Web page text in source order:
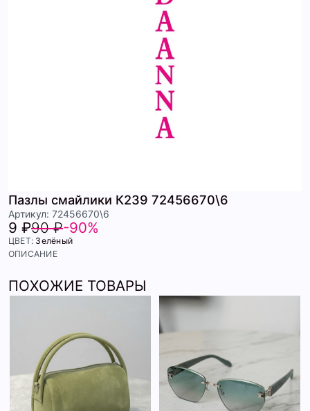
Пазлы смайлики К239 72456670\6
Артикул: 72456670\6
9 ₽90 ₽-90%
ЦВЕТ: Зелёный
ОПИСАНИЕ
ПОХОЖИЕ ТОВАРЫ